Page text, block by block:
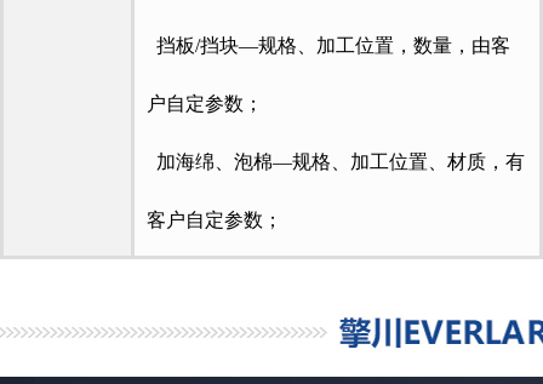
挡板/挡块—规格、加工位置，数量，由客
户自定参数；
加海绵、泡棉—规格、加工位置、材质，有
客户自定参数；